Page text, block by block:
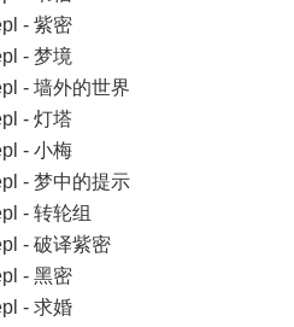
- 紫密
- 梦境
- 墙外的世界
- 灯塔
- 小梅
- 梦中的提示
- 转轮组
- 破译紫密
- 黑密
- 求婚